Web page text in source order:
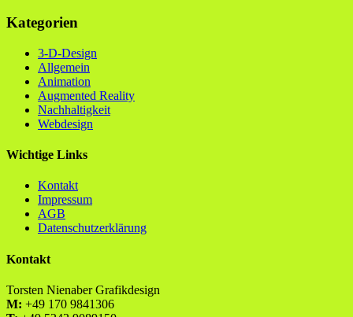
Kategorien
3-D-Design
Allgemein
Animation
Augmented Reality
Nachhaltigkeit
Webdesign
Wichtige Links
Kontakt
Impressum
AGB
Datenschutzerklärung
Kontakt
Torsten Nienaber Grafikdesign
M: +49 170 9841306